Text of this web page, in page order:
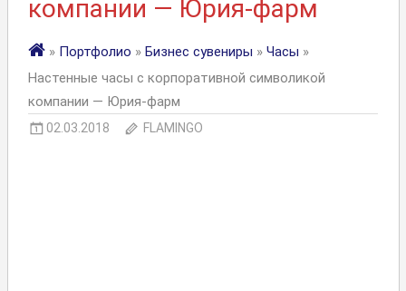
компании — Юрия-фарм
» Портфолио » Бизнес сувениры » Часы »
Настенные часы с корпоративной символикой
компании — Юрия-фарм
02.03.2018 FLAMINGO